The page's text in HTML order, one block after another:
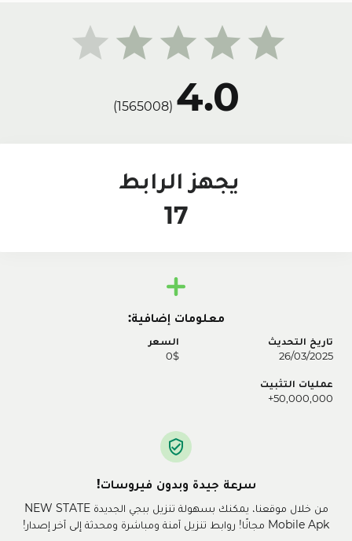
4.0
(1565008)
16
معلومات إضافية:
تاريخ التحديث
26/03/2025
السعر
0$
عمليات التثبيت
50,000,000+
سرعة جيدة وبدون فيروسات!
من خلال موقعنا، يمكنك بسهولة تنزيل ببجي الجديدة NEW STATE
Mobile Apk مجانًا! روابط تنزيل آمنة ومباشرة ومحدثة إلى آخر إصدار!